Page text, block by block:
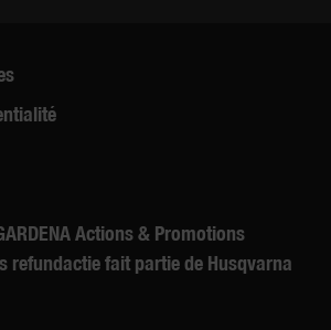
Actions & Promotions
refundactie fait partie de Husqvarna